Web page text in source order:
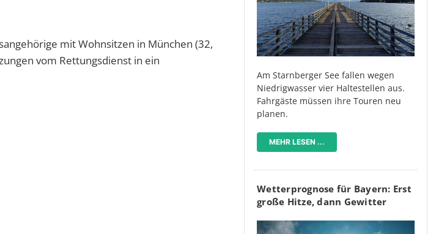
mit Wohnsitzen in München (32,
vom Rettungsdienst in ein
Am Starnberger See fallen wegen
Niedrigwasser vier Haltestellen aus.
Fahrgäste müssen ihre Touren neu
planen.
MEHR LESEN ...
Wetterprognose für Bayern: Erst
große Hitze, dann Gewitter